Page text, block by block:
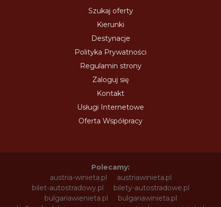
Szukaj oferty
Kierunki
Destynacje
Polityka Prywatności
Regulamin strony
Zaloguj się
Kontakt
Usługi Internetowe
Oferta Współpracy
Polecamy:
austria-winieta.pl
austriawinieta.pl
bilet-autostradowy.pl
bilety-autostradowe.pl
bulgariawienieta.pl
bulgariawinieta.pl